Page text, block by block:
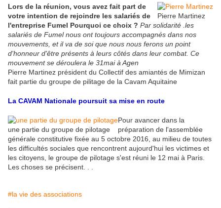
Pierre Martinez
Lors de la réunion, vous avez fait part de
votre intention de rejoindre les salariés de
l'entreprise Fumel Pourquoi ce choix ? Par solidarité .les
salariés de Fumel nous ont toujours accompagnés dans nos
mouvements, et il va de soi que nous nous ferons un point
d'honneur d'être présents à leurs côtés dans leur combat. Ce
mouvement se déroulera le 31mai à Agen
Pierre Martinez président du Collectif des amiantés de Mimizan
fait partie du groupe de pilitage de la Cavam Aquitaine
La CAVAM Nationale poursuit sa mise en route
une partie du groupe de pilotage
Pour avancer dans la
préparation de l'assemblée
générale constitutive fixée au 5 octobre 2016, au milieu de toutes
les difficultés sociales que rencontrent aujourd'hui les victimes et
les citoyens, le groupe de pilotage s'est réuni le 12 mai à Paris.
Les choses se précisent. . .
#la vie des associations